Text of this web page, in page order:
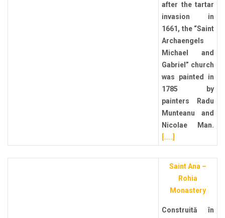
after the tartar
invasion in
1661, the “Saint
Archaengels
Michael and
Gabriel” church
was painted in
1785 by
painters Radu
Munteanu and
Nicolae Man.
[…..]
Saint Ana –
Rohia
Monastery
Construită în